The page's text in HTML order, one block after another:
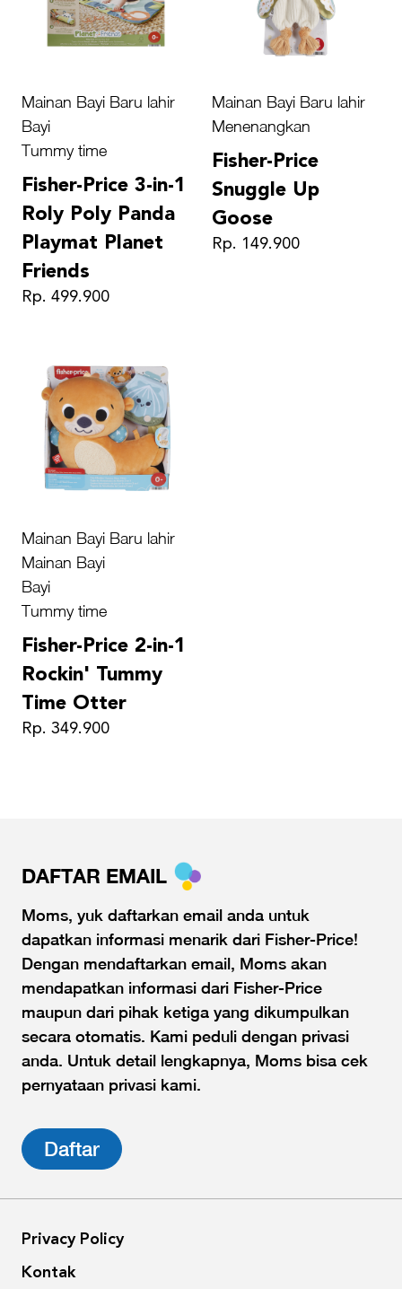
Mainan Bayi Baru lahir
Bayi
Tummy time
Fisher-Price 3-in-1
Roly Poly Panda
Playmat Planet
Friends
Rp. 499.900
Mainan Bayi Baru lahir
Menenangkan
Fisher-Price
Snuggle Up
Goose
Rp. 149.900
Mainan Bayi Baru lahir
Mainan Bayi
Bayi
Tummy time
Fisher-Price 2-in-1
Rockin' Tummy
Time Otter
Rp. 349.900
DAFTAR EMAIL
Moms, yuk daftarkan email anda untuk
dapatkan informasi menarik dari Fisher-Price!
Dengan mendaftarkan email, Moms akan
mendapatkan informasi dari Fisher-Price
maupun dari pihak ketiga yang dikumpulkan
secara otomatis. Kami peduli dengan privasi
anda. Untuk detail lengkapnya, Moms bisa cek
pernyataan privasi kami.
Daftar
Privacy Policy
Kontak